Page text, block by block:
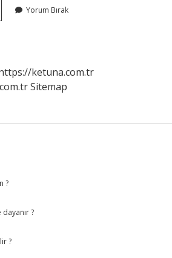
Yorum Bırak
ketuna.com.tr
Sitemap
?
?
?